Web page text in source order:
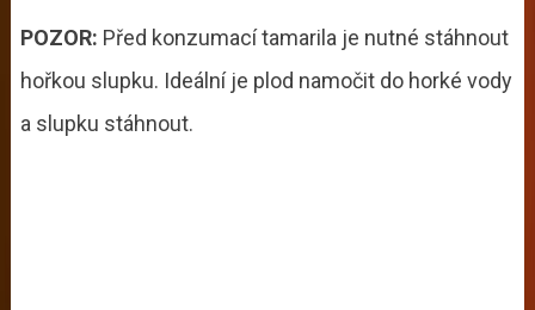
POZOR: Před konzumací tamarila je nutné stáhnout
hořkou slupku. Ideální je plod namočit do horké vody
a slupku stáhnout.